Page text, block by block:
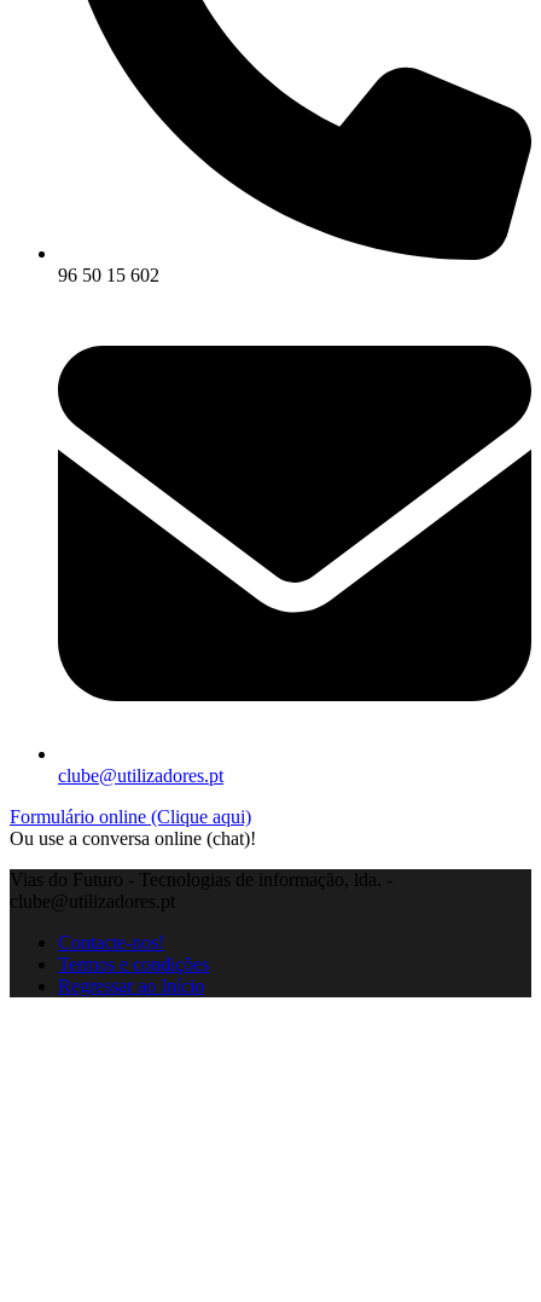
96 50 15 602
clube@utilizadores.pt
Formulário online (Clique aqui)
Ou use a conversa online (chat)!
Vias do Futuro - Tecnologias de informação, lda. -
clube@utilizadores.pt
Contacte-nos!
Termos e condições
Regressar ao Início